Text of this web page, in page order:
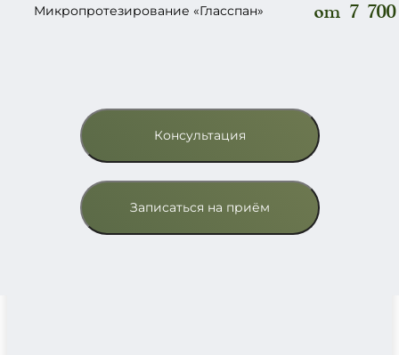
Микропротезирование «Гласспан» от 7
Консультация
Записаться на приём